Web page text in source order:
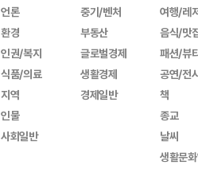
언론
환경
인권/복지
식품/의료
지역
인물
사회일반
중기/벤처
부동산
글로벌경제
생활경제
경제일반
여행/레
음식/맛
패션/뷰
공연/전
책
종교
날씨
생활문